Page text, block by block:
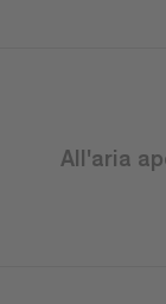
All'aria